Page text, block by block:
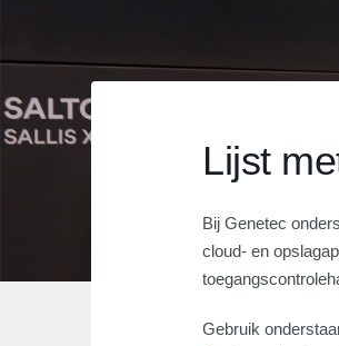
Lijst
Bij Genetec
cloud- en
Gebruik